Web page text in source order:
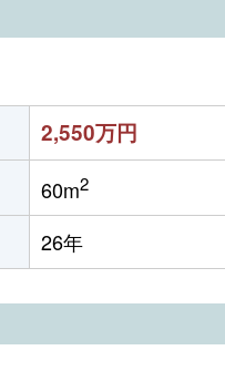
2,550万円
60m2
26年